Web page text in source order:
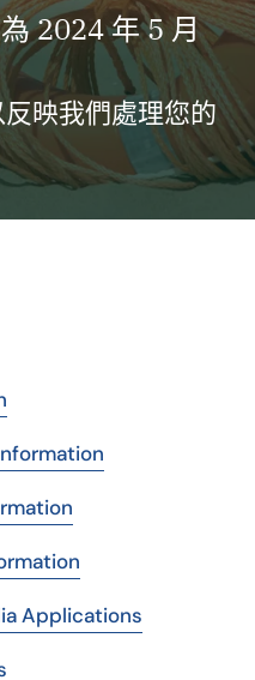
2024 年 5 月
映我們處理您的
Applications